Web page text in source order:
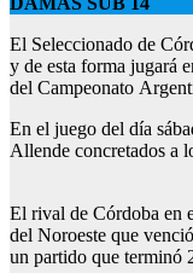
El Seleccionado de
y de esta forma jugará
del Campeonato
En el juego del día
Allende concretados a
El rival de Córdoba en
del Noroeste que
un partido que terminó